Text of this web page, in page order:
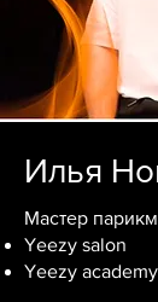
Илья
Мастер
Yeezy salon
Yeezy academy